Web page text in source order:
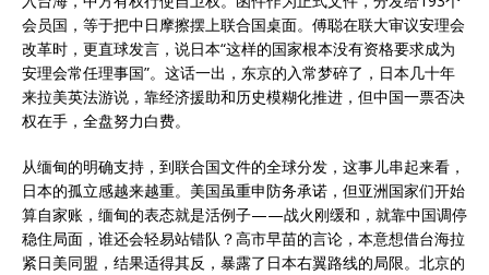
会员国，等于把中日摩擦摆上联合国桌面。傅聪在联大审议安理会
改革时，更直球发言，说日本“这样的国家根本没有资格要求成为
安理会常任理事国”。这话一出，东京的入常梦碎了，日本几十年
来拉美英法游说，靠经济援助和历史模糊化推进，但中国一票否决
权在手，全盘努力白费。
从缅甸的明确支持，到联合国文件的全球分发，这事儿串起来看，
日本的孤立感越来越重。美国虽重申防务承诺，但亚洲国家们开始
算自家账，缅甸的表态就是活例子——战火刚缓和，就靠中国调停
稳住局面，谁还会轻易站错队？高市早苗的言论，本意想借台海拉
紧日美同盟，结果适得其反，暴露了日本右翼路线的局限。北京的